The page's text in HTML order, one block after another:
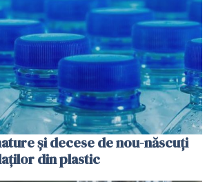
și decese de nou-născuți
din plastic